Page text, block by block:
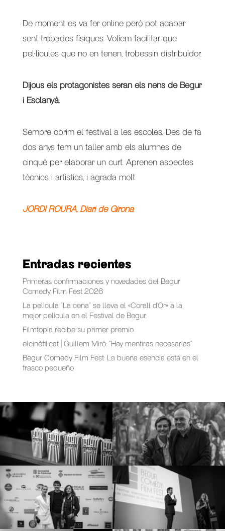
De moment es va fer online però pot acabar
sent trobades físiques. Volíem facilitar que
pel·lícules que no en tenen, trobessin distribuïdor.
Dijous els protagonistes seran els nens de Begur
i Esclanyà.
Sempre obrim el festival a les escoles. Des de fa
dos anys fem un taller amb els alumnes de
cinquè per elaborar un curt. Aprenen aspectes
tècnics i artístics, i agrada molt.
JORDI ROURA, Diari de Girona
Entradas recientes
Primeras confirmaciones y novedades del Begur
Comedy Film Fest 2026
La película “La cena” se lleva el «Corall d’Or» a la
mejor película en el Festival de Begur.
Filmtopia recibe su primer premio
elcinèfil.cat | Guillem Miró: “Hay mentiras necesarias”
Begur Comedy Film Fest: La buena esencia está en el
frasco pequeño